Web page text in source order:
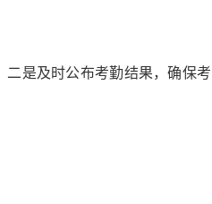
二是及时公布考勤结果，确保考